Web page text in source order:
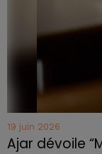
19 juin 2026
Ajar dévoile